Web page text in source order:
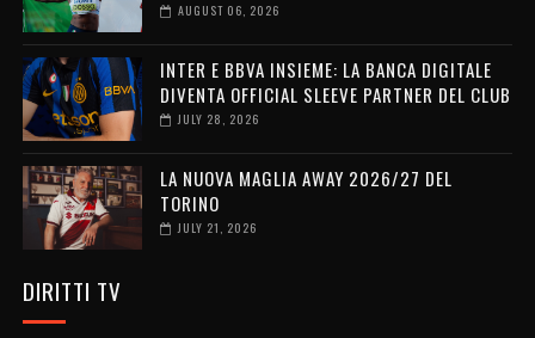
AUGUST 06, 2026
INTER E BBVA INSIEME: LA BANCA DIGITALE
DIVENTA OFFICIAL SLEEVE PARTNER DEL CLUB
JULY 28, 2026
LA NUOVA MAGLIA AWAY 2026/27 DEL
TORINO
JULY 21, 2026
DIRITTI TV